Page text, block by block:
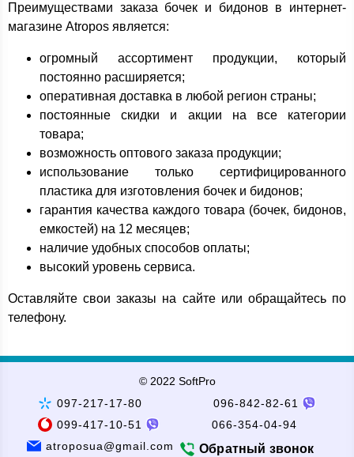
Преимуществами заказа бочек и бидонов в интернет-
магазине Atropos является:
огромный ассортимент продукции, который
постоянно расширяется;
оперативная доставка в любой регион страны;
постоянные скидки и акции на все категории
товара;
возможность оптового заказа продукции;
использование только сертифицированного
пластика для изготовления бочек и бидонов;
гарантия качества каждого товара (бочек, бидонов,
емкостей) на 12 месяцев;
наличие удобных способов оплаты;
высокий уровень сервиса.
Оставляйте свои заказы на сайте или обращайтесь по
телефону.
© 2022 SoftPro
097-217-17-80
096-842-82-61
099-417-10-51
066-354-04-94
atroposua@gmail.com
Обратный звонок